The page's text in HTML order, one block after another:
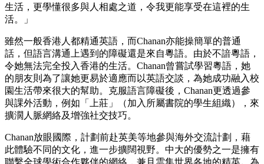
生活，更學懂很多與人相處之道，令我更能享受在這裡的生
活。」
雖然一般香港人都精通英語，而Chanan亦能操簡單的普通
話，但語言溝通上遇到的障礙還是來自粵語。由於不諳粵語，
令她無法完全投入香港的生活。Chanan曾嘗試學習粵語，她
的朋友則為了讓她更易於適應而以英語交談，為她成功融入校
園生活帶來很大的幫助。克服語言障礙後，Chanan更透過參
與課外活動，例如「上莊」（加入所屬書院的學生組織），來
擴濶人脈網絡及增強社交技巧。
Chanan放眼國際，計劃前赴英美等地參與海外交流計劃，藉
此體驗不同的文化，進一步擴闊視野。中大的優勢之一是擁有